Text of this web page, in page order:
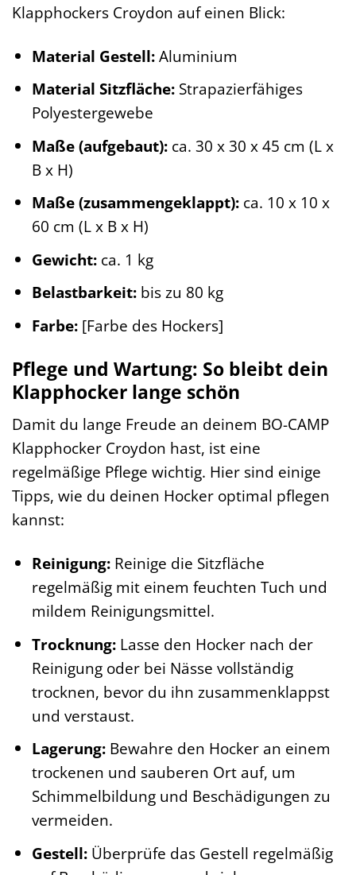
Klapphockers Croydon auf einen Blick:
Material Gestell:Aluminium
Material Sitzfläche:Strapazierfähiges
Polyestergewebe
Maße (aufgebaut):ca. 30 x 30 x 45 cm (L x
B x H)
Maße (zusammengeklappt):ca. 10 x 10 x
60 cm (L x B x H)
Gewicht:ca. 1 kg
Belastbarkeit:bis zu 80 kg
Farbe:[Farbe des Hockers]
Pflege und Wartung: So bleibt dein
Klapphocker lange schön
Damit du lange Freude an deinem BO-CAMP
Klapphocker Croydon hast, ist eine
regelmäßige Pflege wichtig. Hier sind einige
Tipps, wie du deinen Hocker optimal pflegen
kannst:
Reinigung:Reinige die Sitzfläche
regelmäßig mit einem feuchten Tuch und
mildem Reinigungsmittel.
Trocknung:Lasse den Hocker nach der
Reinigung oder bei Nässe vollständig
trocknen, bevor du ihn zusammenklappst
und verstaust.
Lagerung:Bewahre den Hocker an einem
trockenen und sauberen Ort auf, um
Schimmelbildung und Beschädigungen zu
vermeiden.
Gestell:Überprüfe das Gestell regelmäßig